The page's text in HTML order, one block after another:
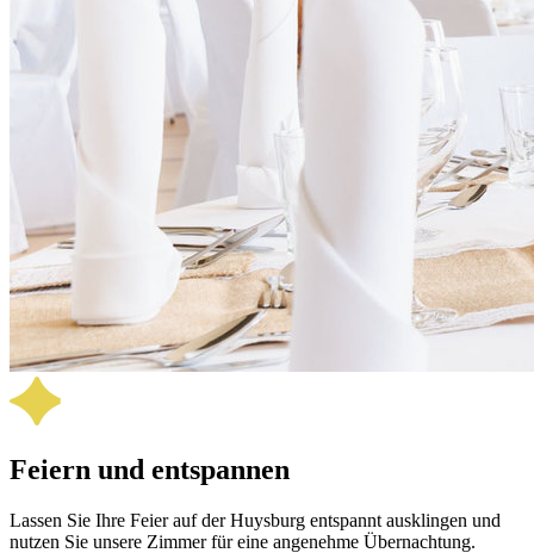
Feiern und entspannen
Lassen Sie Ihre Feier auf der Huysburg entspannt aus­klingen und
nutzen Sie unsere Zimmer für eine ange­nehme Über­nachtung.